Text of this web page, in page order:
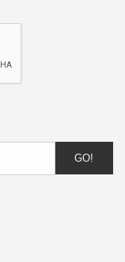
GO!